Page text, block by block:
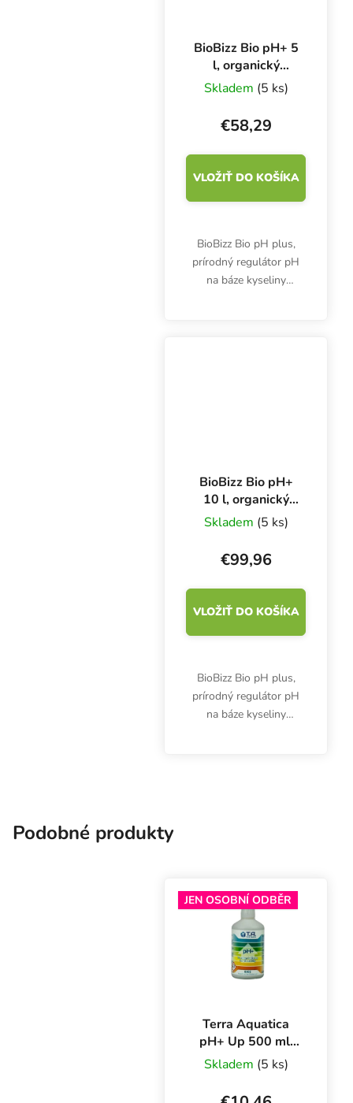
BioBizz Bio pH+ 5
l, organický
regulátor pH
Skladem (5 ks)
€58,29
VLOŽIŤ DO KOŠÍKA
BioBizz Bio pH plus,
prírodný regulátor pH
na báze kyseliny
BioBizz Bio pH+
10 l, organický
regulátor pH
Skladem (5 ks)
€99,96
VLOŽIŤ DO KOŠÍKA
BioBizz Bio pH plus,
prírodný regulátor pH
na báze kyseliny
Podobné produkty
JEN OSOBNÍ ODBĚR
Terra Aquatica
pH+ Up 500 ml,
regulátor pH
Skladem (5 ks)